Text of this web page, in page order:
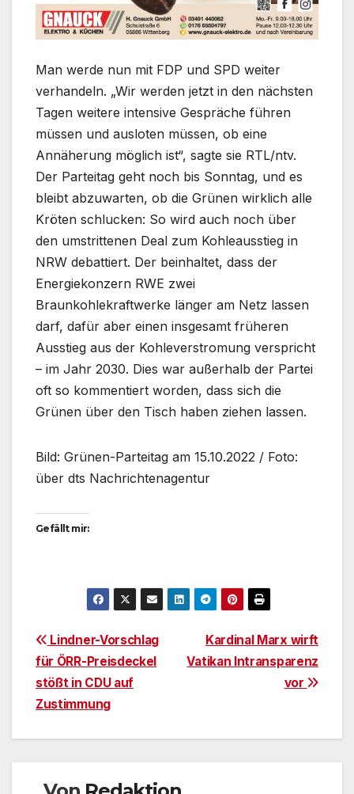
Man werde nun mit FDP und SPD weiter
verhandeln. „Wir werden jetzt in den nächsten
Tagen weitere intensive Gespräche führen
müssen und ausloten müssen, ob eine
Annäherung möglich ist“, sagte sie RTL/ntv.
Der Parteitag geht noch bis Sonntag, und es
bleibt abzuwarten, ob die Grünen wirklich alle
Kröten schlucken: So wird auch noch über
den umstrittenen Deal zum Kohleausstieg in
NRW debattiert. Der beinhaltet, dass der
Energiekonzern RWE zwei
Braunkohlekraftwerke länger am Netz lassen
darf, dafür aber einen insgesamt früheren
Ausstieg aus der Kohleverstromung verspricht
– im Jahr 2030. Dies war außerhalb der Partei
oft so kommentiert worden, dass sich die
Grünen über den Tisch haben ziehen lassen.
Bild: Grünen-Parteitag am 15.10.2022 / Foto:
über dts Nachrichtenagentur
Gefällt mir:
BeitragsnavigationKardinal Marx wirft
Vatikan Intransparenz
vor
Lindner-Vorschlag
für ÖRR-Preisdeckel
stößt in CDU auf
Zustimmung